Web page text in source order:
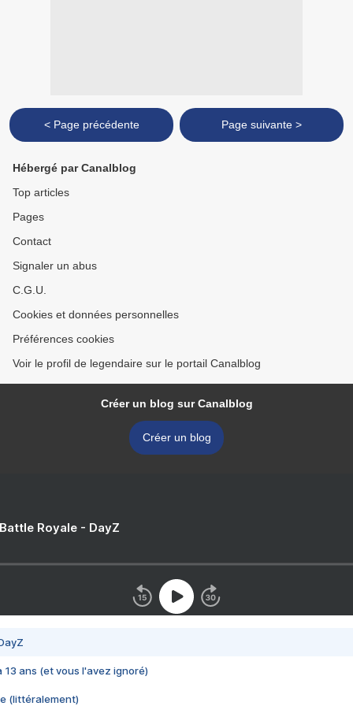
< Page précédente Page suivante >
Hébergé par Canalblog
Top articles
Pages
Contact
Signaler un abus
C.G.U.
Cookies et données personnelles
Préférences cookies
Voir le profil de legendaire sur le portail Canalblog
Créer un blog sur Canalblog
Créer un blog
Royale - DayZ
13 ans (et vous l'avez ignoré)
(littéralement)